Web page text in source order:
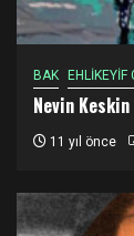
BAK EHLİKEYİF
Nevin Keskin
11 yıl önce